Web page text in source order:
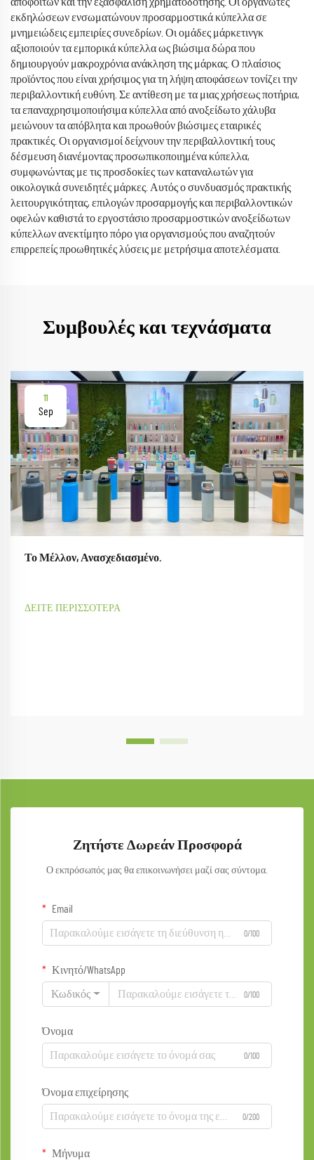
εκδηλώσεων ενσωματώνουν προσαρμοστικά κύπελλα σε
μνημειώδεις εμπειρίες συνεδρίων. Οι ομάδες μάρκετινγκ
αξιοποιούν τα εμπορικά κύπελλα ως βιώσιμα δώρα που
δημιουργούν μακροχρόνια ανάκληση της μάρκας. Ο πλαίσιος
προϊόντος που είναι χρήσιμος για τη λήψη αποφάσεων τονίζει την
περιβαλλοντική ευθύνη. Σε αντίθεση με τα μιας χρήσεως ποτήρια,
τα επαναχρησιμοποιήσιμα κύπελλα από ανοξείδωτο χάλυβα
μειώνουν τα απόβλητα και προωθούν βιώσιμες εταιρικές
πρακτικές. Οι οργανισμοί δείχνουν την περιβαλλοντική τους
δέσμευση διανέμοντας προσωπικοποιημένα κύπελλα,
συμφωνώντας με τις προσδοκίες των καταναλωτών για
οικολογικά συνειδητές μάρκες. Αυτός ο συνδυασμός πρακτικής
λειτουργικότητας, επιλογών προσαρμογής και περιβαλλοντικών
οφελών καθιστά το εργοστάσιο προσαρμοστικών ανοξείδωτων
κύπελλων ανεκτίμητο πόρο για οργανισμούς που αναζητούν
επιρρεπείς προωθητικές λύσεις με μετρήσιμα αποτελέσματα.
Συμβουλές και τεχνάσματα
11
Sep
Το Μέλλον, Ανασχεδιασμένο.
ΔΕΙΤΕ ΠΕΡΙΣΣΟΤΕΡΑ
Ζητήστε Δωρεάν Προσφορά
Ο εκπρόσωπός μας θα επικοινωνήσει μαζί σας σύντομα.
Email
0/100
Κινητό/WhatsApp
Κωδικός 0/100
Όνομα
0/100
Όνομα επιχείρησης
0/200
Μήνυμα